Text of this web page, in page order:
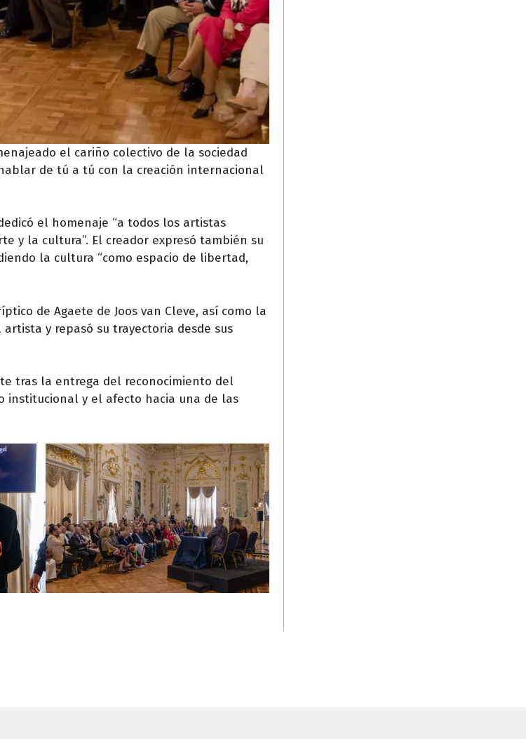
el cariño colectivo de la sociedad
de tú a tú con la creación internacional
el homenaje “a todos los artistas
y la cultura”. El creador expresó también su
la cultura “como espacio de libertad,
de Agaete de Joos van Cleve, así como la
y repasó su trayectoria desde sus
tras la entrega del reconocimiento del
institucional y el afecto hacia una de las